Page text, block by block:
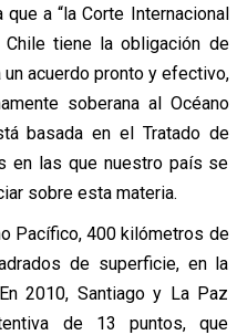
a “la Corte Internacional
tiene la obligación de
acuerdo pronto y efectivo,
soberana al Océano
basada en el Tratado de
en las que nuestro país se
sobre esta materia.
Pacífico, 400 kilómetros de
de superficie, en la
2010, Santiago y La Paz
de 13 puntos, que